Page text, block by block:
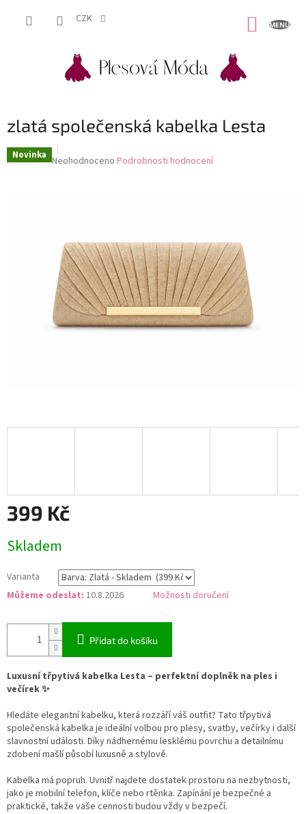
CZK
zlatá společenská kabelka Lesta
Novinka Průměrné
hvězdiček.
Neohodnoceno Podrobnosti hodnocení
399 Kč
cena:
Skladem
Varianta
Můžeme odeslat: 10.8.2026 Možnosti doručení
Přidat do košíku
Luxusní třpytivá kabelka Lesta – perfektní doplněk na ples i
večírek ✨
Hledáte elegantní kabelku, která rozzáří váš outfit? Tato třpytivá
společenská kabelka je ideální volbou pro plesy, svatby, večírky i další
slavnostní události. Díky nádhernému lesklému povrchu a detailnímu
zdobení mašlí působí luxusně a stylově.
Kabelka má popruh. Uvnitř najdete dostatek prostoru na nezbytnosti,
jako je mobilní telefon, klíče nebo rtěnka. Zapínání je bezpečné a
praktické, takže vaše cennosti budou vždy v bezpečí.